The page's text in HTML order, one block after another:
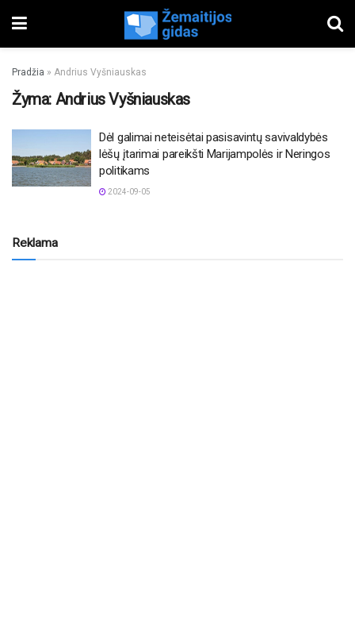
Pradžia » Andrius Vyšniauskas
Žyma: Andrius Vyšniauskas
Dėl galimai neteisėtai pasisavintų savivaldybės
lėšų įtarimai pareikšti Marijampolės ir Neringos
politikams
2024-09-05
Reklama